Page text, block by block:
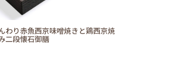
わり赤魚西京味噌焼きと鶏西京焼
二段懐石御膳